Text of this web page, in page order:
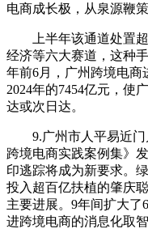
电商成长极，从泉源鞭
上半年该通道处置超
经济等六大赛道，这种
年前6月，广州跨境电商
2024年的7454亿元，使
达或次日达。
9.广州市人平易近门
跨境电商实践案例集》
印逃踪将成为新要求。
投入超百亿扶植的肇庆
主要进展。9年间扩大了
进跨境电商的消息化取